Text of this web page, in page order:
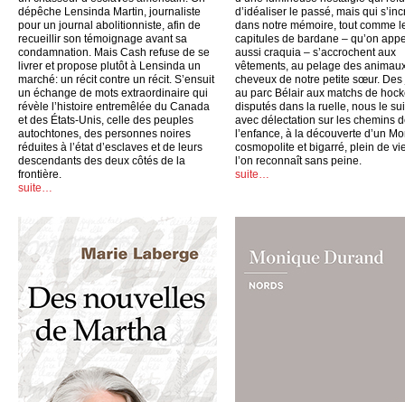
dépêche Lensinda Martin, journaliste
pour un journal abolitionniste, afin de
recueillir son témoignage avant sa
condamnation. Mais Cash refuse de se
livrer et propose plutôt à Lensinda un
marché: un récit contre un récit. S’ensuit
un échange de mots extraordinaire qui
révèle l’histoire entremêlée du Canada
et des États-Unis, celle des peuples
autochtones, des personnes noires
réduites à l’état d’esclaves et de leurs
descendants des deux côtés de la
frontière.
suite…
d’idéaliser le passé, mais qui
dans notre mémoire, tout comme
capitules de bardane – qu’on
aussi craquia – s’accrochent aux
vêtements, au pelage des
cheveux de notre petite sœur. Des
au parc Bélair aux matchs de
disputés dans la ruelle, nous le
avec délectation sur les chemins
l’enfance, à la découverte d’un
cosmopolite et bigarré, plein de
l’on reconnaît sans peine.
suite…